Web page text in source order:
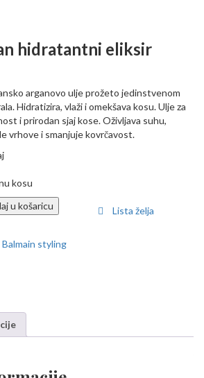
hidratantni eliksir
arganovo ulje prožeto jedinstvenom
Hidratizira, vlaži i omekšava kosu. Ulje za
i prirodan sjaj kose. Oživljava suhu,
vrhove i smanjuje kovrčavost.
kosu
u košaricu Lista želja
Balmain styling